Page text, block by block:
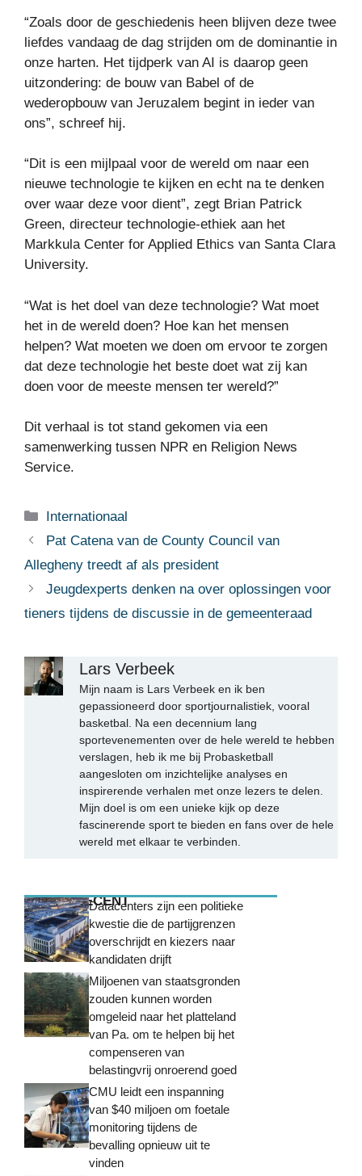
“Zoals door de geschiedenis heen blijven deze twee
liefdes vandaag de dag strijden om de dominantie in
onze harten. Het tijdperk van AI is daarop geen
uitzondering: de bouw van Babel of de
wederopbouw van Jeruzalem begint in ieder van
ons”, schreef hij.
“Dit is een mijlpaal voor de wereld om naar een
nieuwe technologie te kijken en echt na te denken
over waar deze voor dient”, zegt Brian Patrick
Green, directeur technologie-ethiek aan het
Markkula Center for Applied Ethics van Santa Clara
University.
“Wat is het doel van deze technologie? Wat moet
het in de wereld doen? Hoe kan het mensen
helpen? Wat moeten we doen om ervoor te zorgen
dat deze technologie het beste doet wat zij kan
doen voor de meeste mensen ter wereld?”
Dit verhaal is tot stand gekomen via een
samenwerking tussen NPR en Religion News
Service.
Categorieën
Internationaal
Pat Catena van de County Council van
Allegheny treedt af als president
Jeugdexperts denken na over oplossingen voor
tieners tijdens de discussie in de gemeenteraad
Lars Verbeek
Mijn naam is Lars Verbeek en ik ben
gepassioneerd door sportjournalistiek, vooral
basketbal. Na een decennium lang
sportevenementen over de hele wereld te hebben
verslagen, heb ik me bij Probasketball
aangesloten om inzichtelijke analyses en
inspirerende verhalen met onze lezers te delen.
Mijn doel is om een unieke kijk op deze
fascinerende sport te bieden en fans over de hele
wereld met elkaar te verbinden.
MEEST RECENTDatacenters zijn een politieke
kwestie die de partijgrenzen
overschrijdt en kiezers naar
kandidaten drijft
Miljoenen van staatsgronden
zouden kunnen worden
omgeleid naar het platteland
van Pa. om te helpen bij het
compenseren van
belastingvrij onroerend goed
CMU leidt een inspanning
van $40 miljoen om foetale
monitoring tijdens de
bevalling opnieuw uit te
vinden